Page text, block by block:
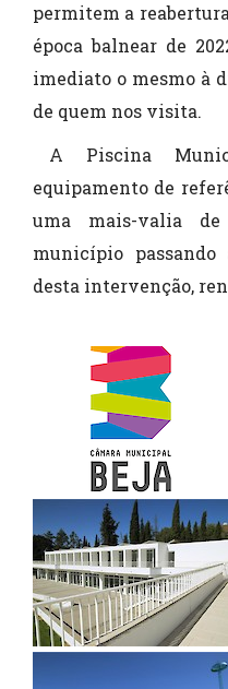
permitem a
época balnear de
imediato o mesmo à
de quem nos visita.
A Piscina
equipamento de
uma mais-valia
município passando
desta intervenção,